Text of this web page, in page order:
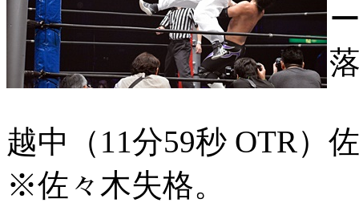
越中（11分59秒 OTR）
※佐々木失格。